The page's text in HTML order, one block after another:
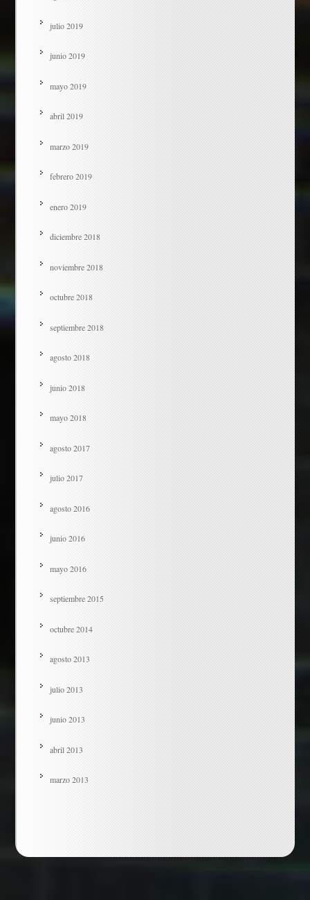
julio 2019
junio 2019
mayo 2019
abril 2019
marzo 2019
febrero 2019
enero 2019
diciembre 2018
noviembre 2018
octubre 2018
septiembre 2018
agosto 2018
junio 2018
mayo 2018
agosto 2017
julio 2017
agosto 2016
junio 2016
mayo 2016
septiembre 2015
octubre 2014
agosto 2013
julio 2013
junio 2013
abril 2013
marzo 2013